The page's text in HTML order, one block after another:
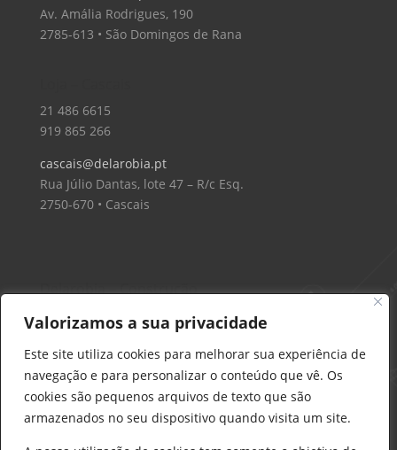
Valorizamos a sua privacidade
Este site utiliza cookies para melhorar sua experiência de
navegação e para personalizar o conteúdo que vê. Os
cookies são pequenos arquivos de texto que são
armazenados no seu dispositivo quando visita um site.
Av. Amália Rodrigues, 190
2785-613 • São Domingos de Rana
21 486 6615
919 865 266
cascais@delarobia.pt
Rua Júlio Dantas, lote 47 – R/c Esq.
2750-670 • Cascais
Delarobia – Construção
912 441 514
construcao@delarobia.pt
R. António Andrade, 1171
2820-287 • Charneca de Caparica